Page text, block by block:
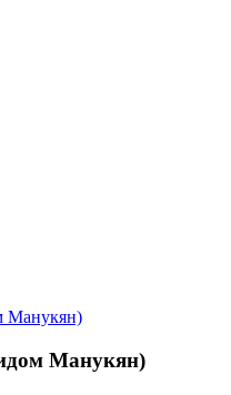
Манукян)